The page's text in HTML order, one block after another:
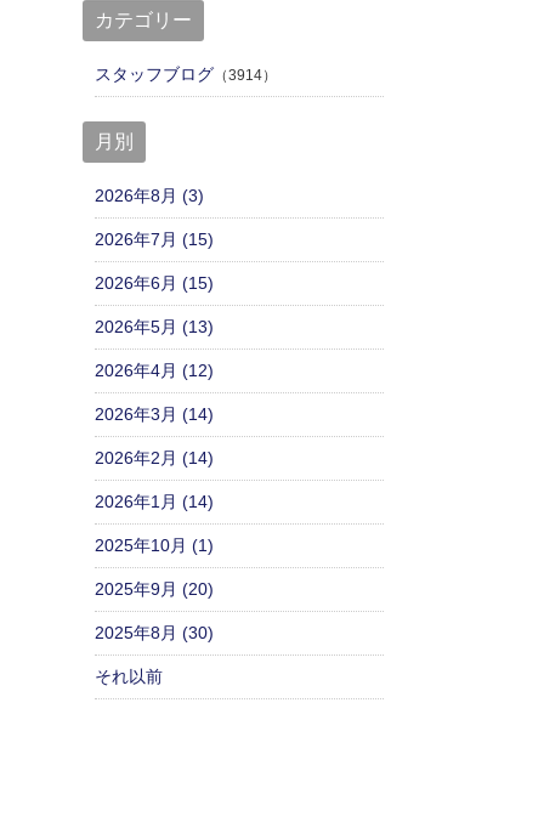
カテゴリー
スタッフブログ（3914）
月別
2026年8月 (3)
2026年7月 (15)
2026年6月 (15)
2026年5月 (13)
2026年4月 (12)
2026年3月 (14)
2026年2月 (14)
2026年1月 (14)
2025年10月 (1)
2025年9月 (20)
2025年8月 (30)
それ以前